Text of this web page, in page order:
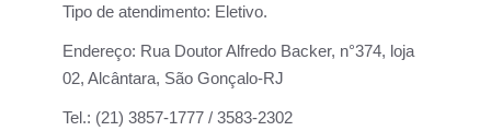
Tipo de atendimento: Eletivo.
Endereço: Rua Doutor Alfredo Backer, n°374, loja
02, Alcântara, São Gonçalo-RJ
Tel.: (21) 3857-1777 / 3583-2302